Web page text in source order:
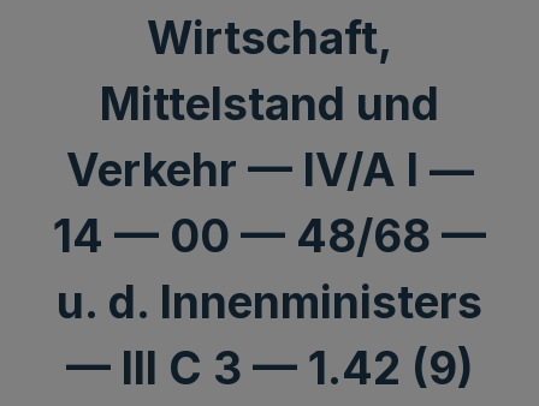
Wirtschaft,
Mittelstand und
Verkehr — IV/A l —
14 — 00 — 48/68 —
u. d. Innenministers
— III C 3 — 1.42 (9)